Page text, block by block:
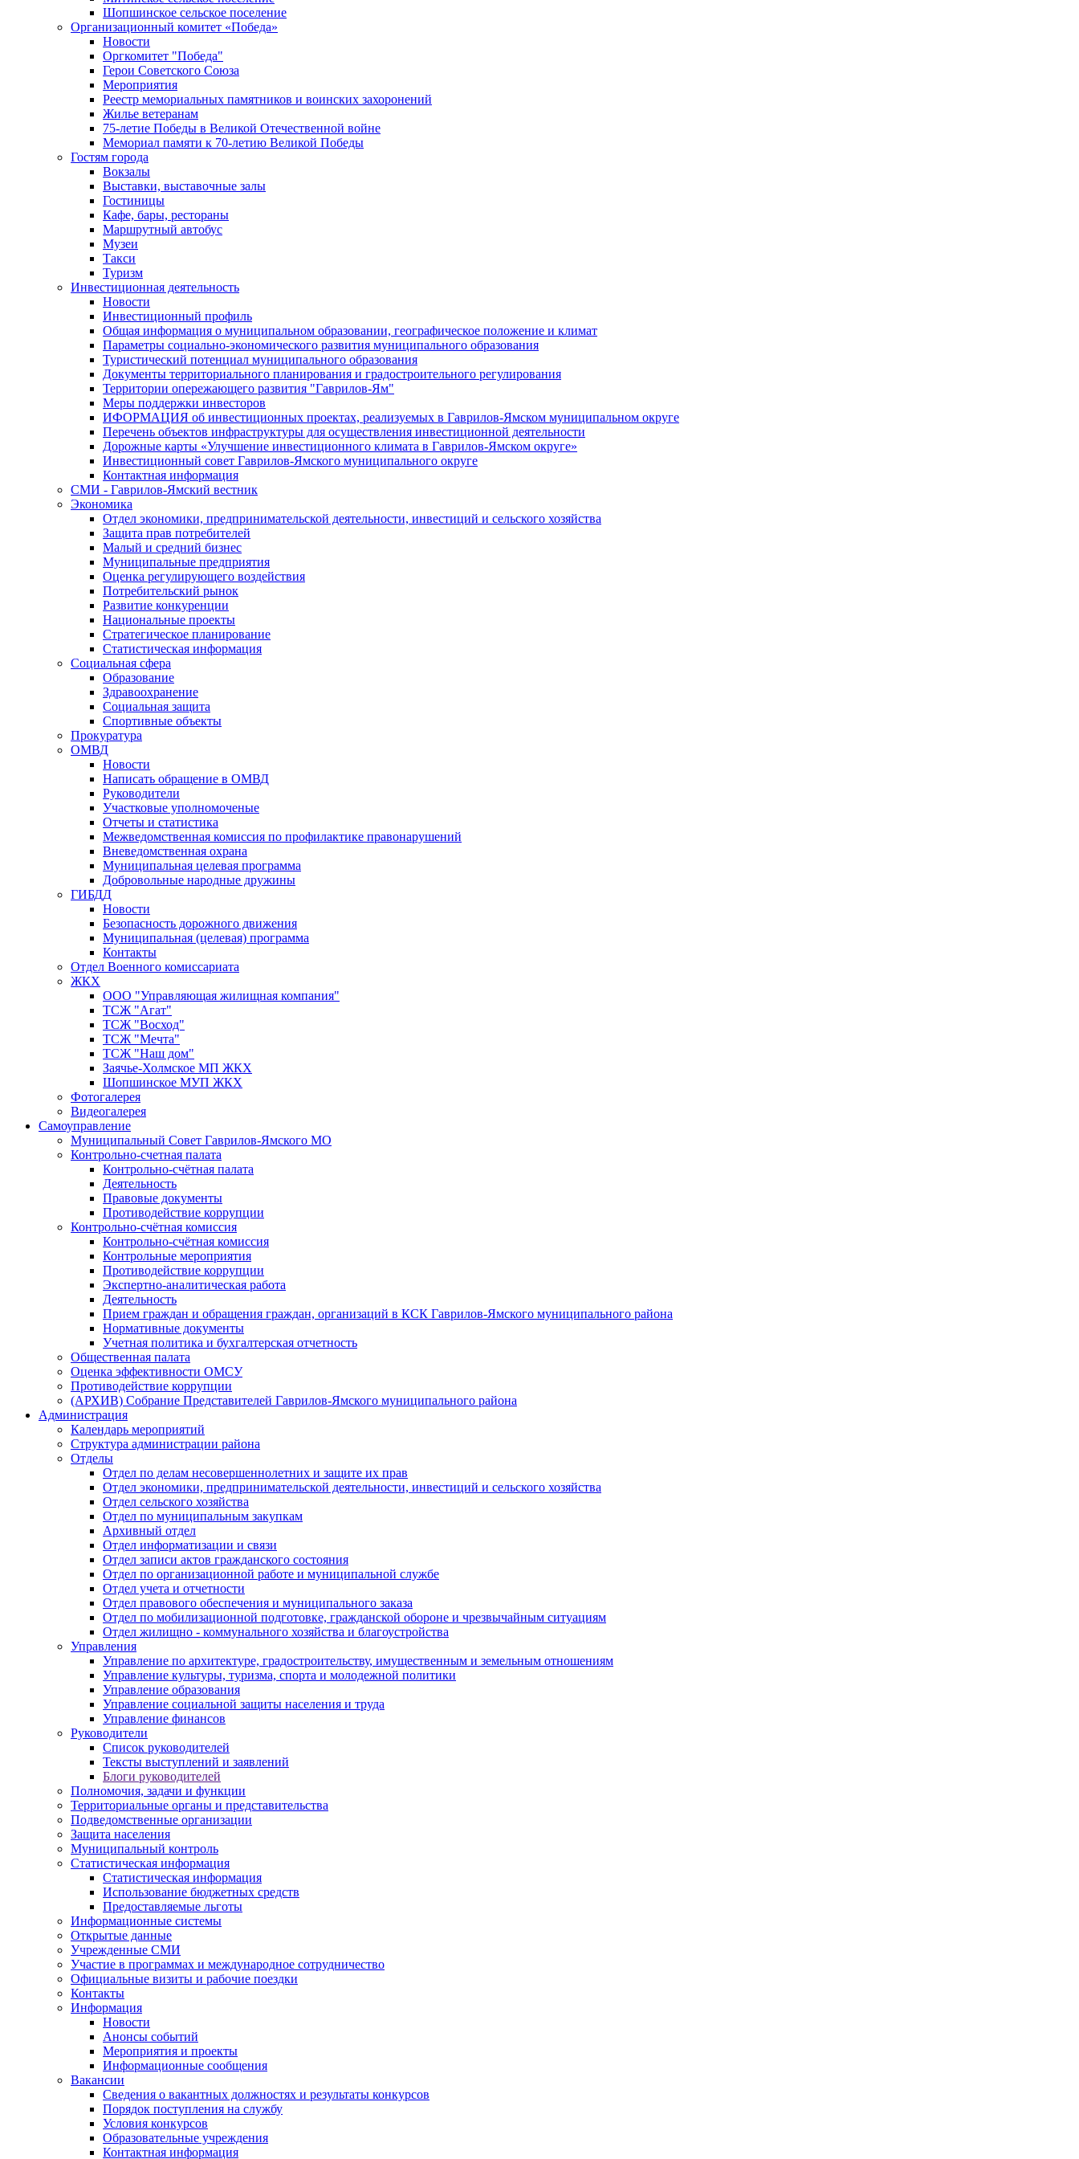
Шопшинское сельское поселение
Организационный комитет «Победа»
Новости
Оргкомитет "Победа"
Герои Советского Союза
Мероприятия
Реестр мемориальных памятников и воинских захоронений
Жилье ветеранам
75-летие Победы в Великой Отечественной войне
Мемориал памяти к 70-летию Великой Победы
Гостям города
Вокзалы
Выставки, выставочные залы
Гостиницы
Кафе, бары, рестораны
Маршрутный автобус
Музеи
Такси
Туризм
Инвестиционная деятельность
Новости
Инвестиционный профиль
Общая информация о муниципальном образовании, географическое положение и климат
Параметры социально-экономического развития муниципального образования
Туристический потенциал муниципального образования
Документы территориального планирования и градостроительного регулирования
Территории опережающего развития "Гаврилов-Ям"
Меры поддержки инвесторов
ИФОРМАЦИЯ об инвестиционных проектах, реализуемых в Гаврилов-Ямском муниципальном округе
Перечень объектов инфраструктуры для осуществления инвестиционной деятельности
Дорожные карты «Улучшение инвестиционного климата в Гаврилов-Ямском округе»
Инвестиционный совет Гаврилов-Ямского муниципального округе
Контактная информация
СМИ - Гаврилов-Ямский вестник
Экономика
Отдел экономики, предпринимательской деятельности, инвестиций и сельского хозяйства
Защита прав потребителей
Малый и средний бизнес
Муниципальные предприятия
Оценка регулирующего воздействия
Потребительский рынок
Развитие конкуренции
Национальные проекты
Стратегическое планирование
Статистическая информация
Социальная сфера
Образование
Здравоохранение
Социальная защита
Спортивные объекты
Прокуратура
ОМВД
Новости
Написать обращение в ОМВД
Руководители
Участковые уполномоченые
Отчеты и статистика
Межведомственная комиссия по профилактике правонарушений
Вневедомственная охрана
Муниципальная целевая программа
Добровольные народные дружины
ГИБДД
Новости
Безопасность дорожного движения
Муниципальная (целевая) программа
Контакты
Отдел Военного комиссариата
ЖКХ
ООО "Управляющая жилищная компания"
ТСЖ "Агат"
ТСЖ "Восход"
ТСЖ "Мечта"
ТСЖ "Наш дом"
Заячье-Холмское МП ЖКХ
Шопшинское МУП ЖКХ
Фотогалерея
Видеогалерея
Самоуправление
Муниципальный Совет Гаврилов-Ямского МО
Контрольно-счетная палата
Контрольно-счётная палата
Деятельность
Правовые документы
Противодействие коррупции
Контрольно-счётная комиссия
Контрольно-счётная комиссия
Контрольные мероприятия
Противодействие коррупции
Экспертно-аналитическая работа
Деятельность
Прием граждан и обращения граждан, организаций в КСК Гаврилов-Ямского муниципального района
Нормативные документы
Учетная политика и бухгалтерская отчетность
Общественная палата
Оценка эффективности ОМСУ
Противодействие коррупции
(АРХИВ) Собрание Представителей Гаврилов-Ямского муниципального района
Администрация
Календарь мероприятий
Структура администрации района
Отделы
Отдел по делам несовершеннолетних и защите их прав
Отдел экономики, предпринимательской деятельности, инвестиций и сельского хозяйства
Отдел сельского хозяйства
Отдел по муниципальным закупкам
Архивный отдел
Отдел информатизации и связи
Отдел записи актов гражданского состояния
Отдел по организационной работе и муниципальной службе
Отдел учета и отчетности
Отдел правового обеспечения и муниципального заказа
Отдел по мобилизационной подготовке, гражданской обороне и чрезвычайным ситуациям
Отдел жилищно - коммунального хозяйства и благоустройства
Управления
Управление по архитектуре, градостроительству, имущественным и земельным отношениям
Управление культуры, туризма, спорта и молодежной политики
Управление образования
Управление социальной защиты населения и труда
Управление финансов
Руководители
Список руководителей
Тексты выступлений и заявлений
Блоги руководителей
Полномочия, задачи и функции
Территориальные органы и представительства
Подведомственные организации
Защита населения
Муниципальный контроль
Статистическая информация
Статистическая информация
Использование бюджетных средств
Предоставляемые льготы
Информационные системы
Открытые данные
Учрежденные СМИ
Участие в программах и международное сотрудничество
Официальные визиты и рабочие поездки
Контакты
Информация
Новости
Анонсы событий
Мероприятия и проекты
Информационные сообщения
Вакансии
Сведения о вакантных должностях и результаты конкурсов
Порядок поступления на службу
Условия конкурсов
Образовательные учреждения
Контактная информация